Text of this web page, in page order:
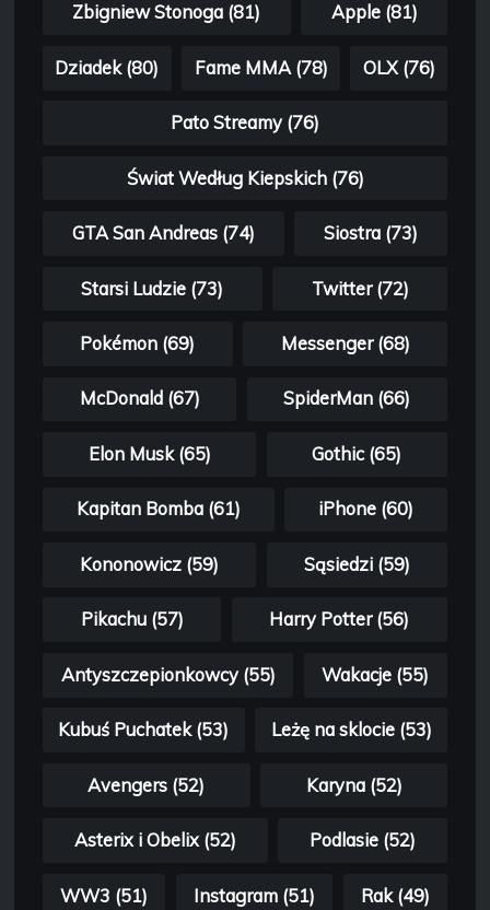
Zbigniew Stonoga (81) Apple (81)
Dziadek (80) Fame MMA (78) OLX (76)
Pato Streamy (76)
Świat Według Kiepskich (76)
GTA San Andreas (74) Siostra (73)
Starsi Ludzie (73) Twitter (72)
Pokémon (69) Messenger (68)
McDonald (67) SpiderMan (66)
Elon Musk (65) Gothic (65)
Kapitan Bomba (61) iPhone (60)
Kononowicz (59) Sąsiedzi (59)
Pikachu (57) Harry Potter (56)
Antyszczepionkowcy (55) Wakacje (55)
Kubuś Puchatek (53) Leżę na sklocie (53)
Avengers (52) Karyna (52)
Asterix i Obelix (52) Podlasie (52)
WW3 (51) Instagram (51) Rak (49)